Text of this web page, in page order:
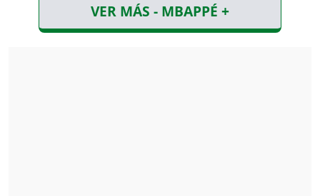
VER MÁS - MBAPPÉ +